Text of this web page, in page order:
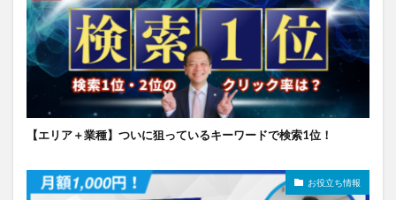
【エリア＋業種】ついに狙っているキーワードで検索1位！
お役立ち情報